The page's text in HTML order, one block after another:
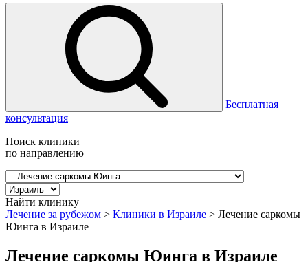
Бесплатная
консультация
Поиск клиники
по направлению
Найти клинику
Лечение за рубежом > Клиники в Израиле > Лечение саркомы
Юинга в Израиле
Лечение саркомы Юинга в Израиле